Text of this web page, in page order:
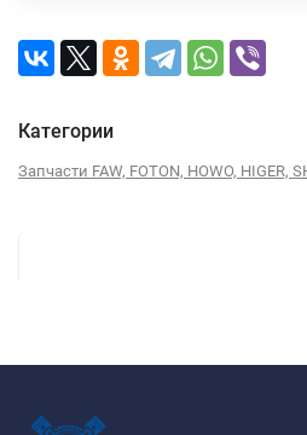
Категории
Запчасти FAW, FOTON, HOWO, HIGER,